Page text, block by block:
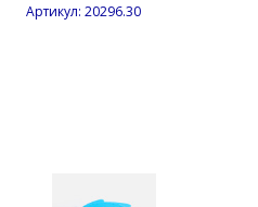
Артикул: 20296.30